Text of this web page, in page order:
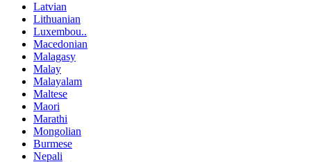
Latvian
Lithuanian
Luxembou..
Macedonian
Malagasy
Malay
Malayalam
Maltese
Maori
Marathi
Mongolian
Burmese
Nepali